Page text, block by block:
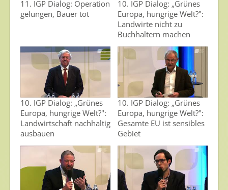
Nutzen von Pflanzenschutzmitteln
Sichere Lebensmittel
Gesunde Menschen
Versorgungs- & Ernährungssicherheit
Gepflegtes Eigenheim
Anwenderschutz
Entsorgung von Pflanzenschutzmittel-Leergebinden
Zum Verband
11. IGP Dialog: Operation
gelungen, Bauer tot
10. IGP Dialog: „Grünes
Europa, hungrige Welt?":
Landwirte nicht zu
Buchhaltern machen
10. IGP Dialog: „Grünes
Europa, hungrige Welt?":
Landwirtschaft nachhaltig
ausbauen
10. IGP Dialog: „Grünes
Europa, hungrige Welt?":
Gesamte EU ist sensibles
Gebiet